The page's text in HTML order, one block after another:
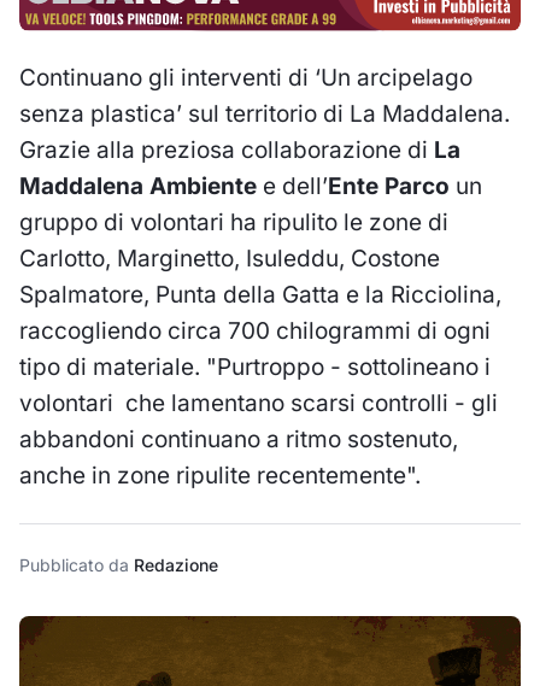
Continuano gli interventi di ‘Un arcipelago
senza plastica’ sul territorio di La Maddalena.
Grazie alla preziosa collaborazione di La
Maddalena Ambiente e dell’Ente Parco un
gruppo di volontari ha ripulito le zone di
Carlotto, Marginetto, Isuleddu, Costone
Spalmatore, Punta della Gatta e la Ricciolina,
raccogliendo circa 700 chilogrammi di ogni
tipo di materiale. "Purtroppo - sottolineano i
volontari che lamentano scarsi controlli - gli
abbandoni continuano a ritmo sostenuto,
anche in zone ripulite recentemente".
Pubblicato da Redazione